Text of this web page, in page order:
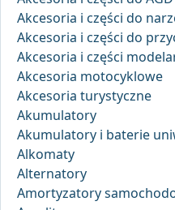
Akcesoria i części do
Akcesoria i części do
Akcesoria i części
Akcesoria motocyklowe
Akcesoria turystyczne
Akumulatory
Akumulatory i baterie
Alkomaty
Alternatory
Amortyzatory